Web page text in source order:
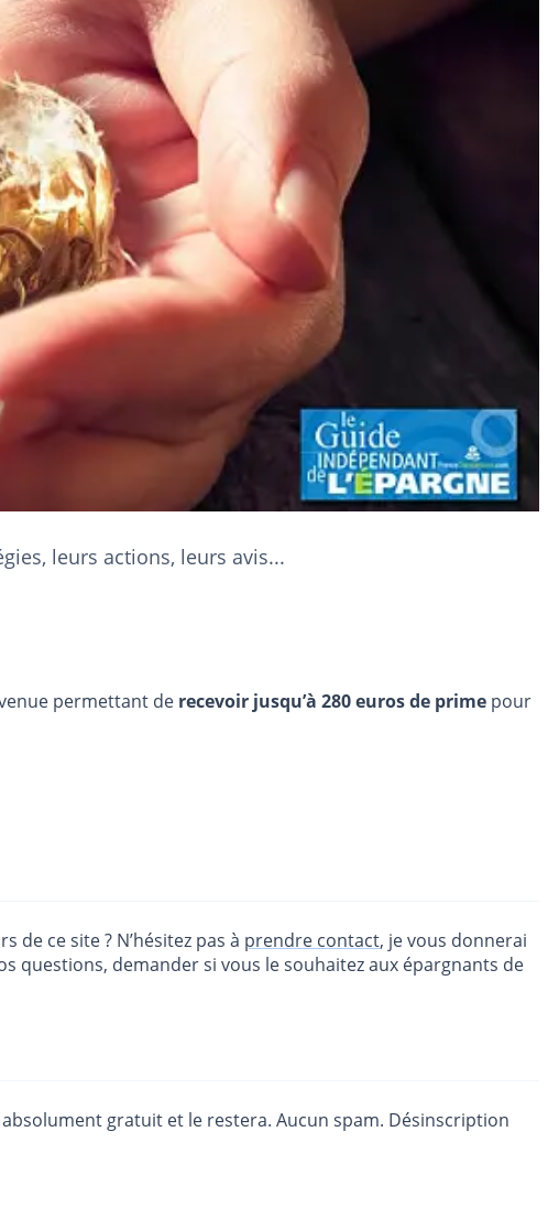
leurs actions, leurs avis...
permettant de recevoir jusqu’à 280 euros de prime pour
ce site ? N’hésitez pas à prendre contact, je vous donnerai
questions, demander si vous le souhaitez aux épargnants de
gratuit et le restera. Aucun spam. Désinscription